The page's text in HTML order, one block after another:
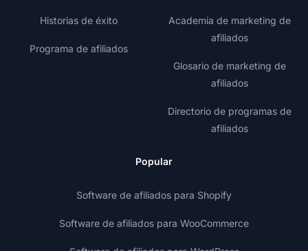
Historias de éxito
Programa de afiliados
Academia de marketing de
afiliados
Glosario de marketing de
afiliados
Directorio de programas de
afiliados
Popular
Software de afiliados para Shopify
Software de afiliados para WooCommerce